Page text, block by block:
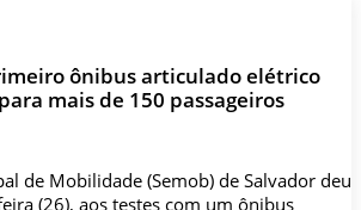
ônibus articulado elétrico
mais de 150 passageiros
de Mobilidade (Semob) de Salvador deu
(26), aos testes com um ônibus